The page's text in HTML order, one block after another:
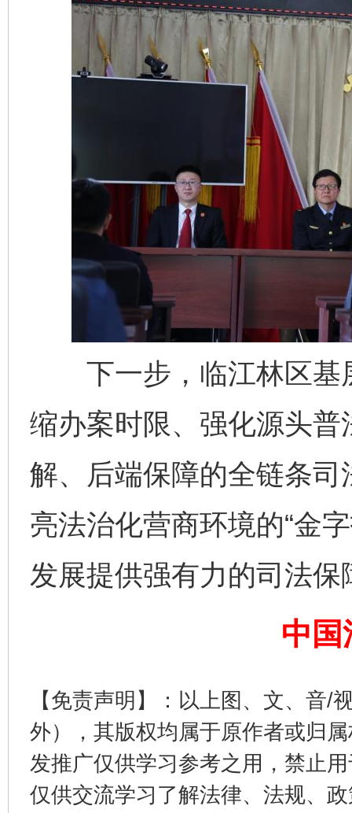
下一步，临江林区基
缩办案时限、强化源头
解、后端保障的全链条
亮法治化营商环境的“金
发展提供强有力的司法保
中国
【免责声明】：以上图、文、音/
外），其版权均属于原作者或归
发推广仅供学习参考之用，禁止
仅供交流学习了解法律、法规、
完善运行机制助力责任有效落实 一纸欠
法